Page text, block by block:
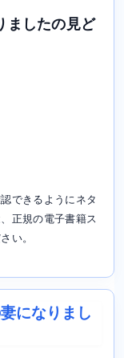
ましたの見ど
できるようにネタ
正規の電子書籍ス
い。
になりまし